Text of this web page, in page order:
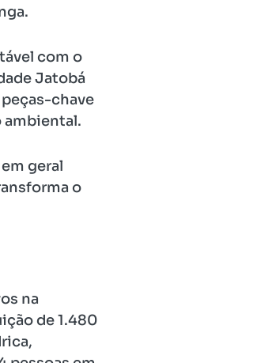
com o
Jatobá
chave
ambiental.
geral
o
na
de 1.480